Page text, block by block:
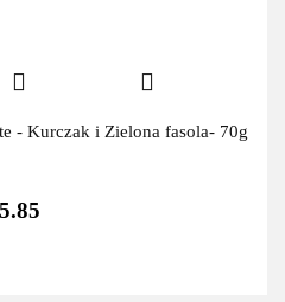
- Kurczak i Zielona fasola- 70g
5.85